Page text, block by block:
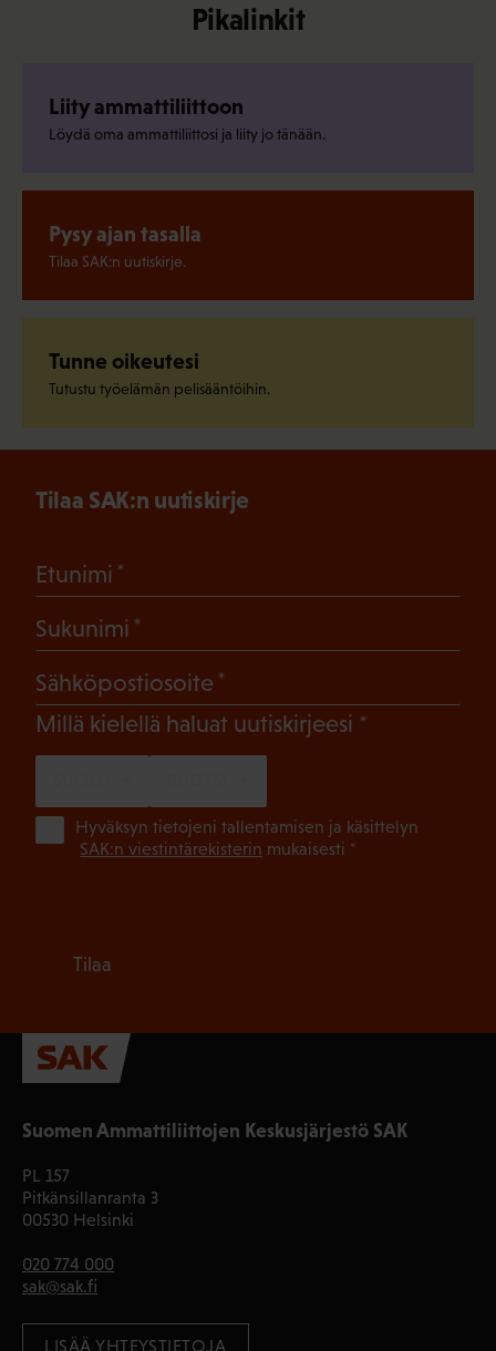
Pikalinkit
Liity ammattiliittoon
Löydä oma ammattiliittosi ja liity jo tänään.
Pysy ajan tasalla
Tilaa SAK:n uutiskirje.
Tunne oikeutesi
Tutustu työelämän pelisääntöihin.
Suomen Ammattiliittojen Keskusjärjestö SAK
PL 157
Pitkänsillanranta 3
00530 Helsinki
020 774 000
sak@sak.fi
LISÄÄ YHTEYSTIETOJA
Tilaa SAK:n uutiskirje
Etunimi
Sukunimi
Sähköpostiosoite
Millä kielellä haluat uutiskirjeesi (Pakollinen)
Hyväksyn tietojeni tallentamisen ja käsittelyn
SAK:n viestintärekisterin mukaisesti *
Tilaa